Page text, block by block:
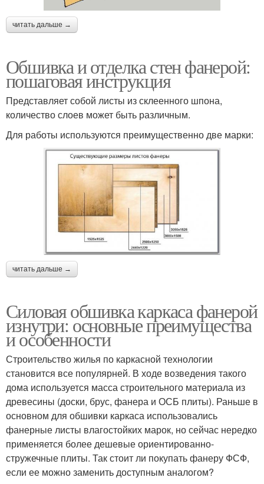
читать дальше →
Обшивка и отделка стен фанерой:
пошаговая инструкция
Представляет собой листы из склеенного шпона,
количество слоев может быть различным.
Для работы используются преимущественно две марки:
читать дальше →
Силовая обшивка каркаса фанерой
изнутри: основные преимущества
и особенности
Строительство жилья по каркасной технологии
становится все популярней. В ходе возведения такого
дома используется масса строительного материала из
древесины (доски, брус, фанера и ОСБ плиты). Раньше в
основном для обшивки каркаса использовались
фанерные листы влагостойких марок, но сейчас нередко
применяется более дешевые ориентированно-
стружечные плиты. Так стоит ли покупать фанеру ФСФ,
если ее можно заменить доступным аналогом?